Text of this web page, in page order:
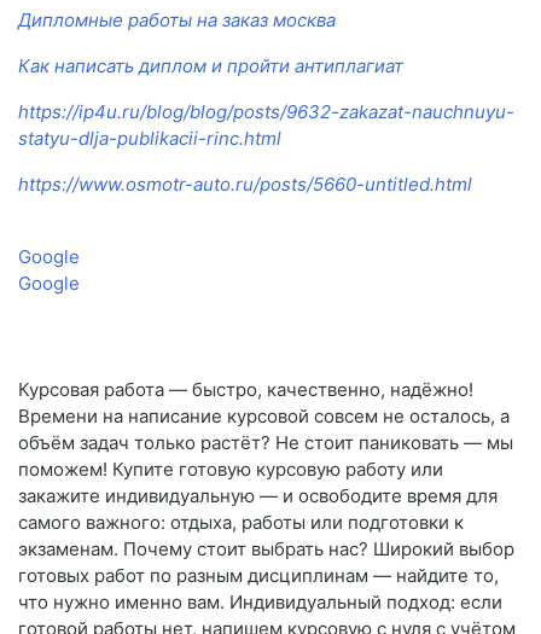
Дипломные работы на заказ москва
Как написать диплом и пройти антиплагиат
https://ip4u.ru/blog/blog/posts/9632-zakazat-nauchnuyu-
statyu-dlja-publikacii-rinc.html
https://www.osmotr-auto.ru/posts/5660-untitled.html
Google
Google
Курсовая работа — быстро, качественно, надёжно!
Времени на написание курсовой совсем не осталось, а
объём задач только растёт? Не стоит паниковать — мы
поможем! Купите готовую курсовую работу или
закажите индивидуальную — и освободите время для
самого важного: отдыха, работы или подготовки к
экзаменам. Почему стоит выбрать нас? Широкий выбор
готовых работ по разным дисциплинам — найдите то,
что нужно именно вам. Индивидуальный подход: если
готовой работы нет, напишем курсовую с нуля с учётом